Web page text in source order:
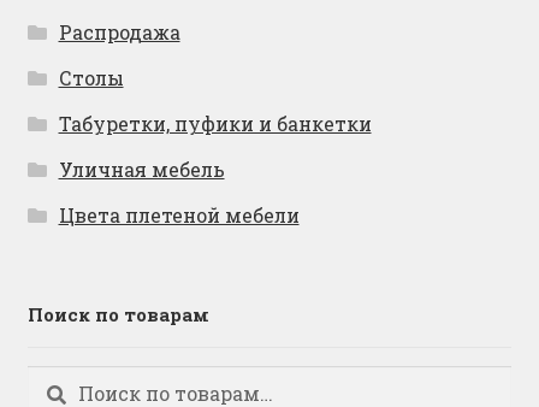
Распродажа
Столы
Табуретки, пуфики и банкетки
Уличная мебель
Цвета плетеной мебели
Поиск по товарам
Искать:
Поиск